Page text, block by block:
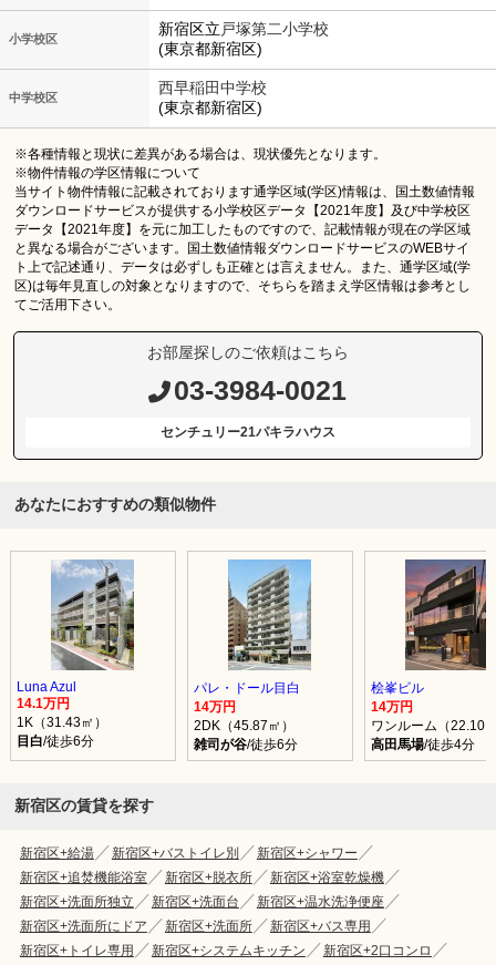
小学校区
新宿区立 戸塚第二小学校
(東京都新宿区)
中学校区
西早稲田中学校
(東京都新宿区)
※各種情報と現状に差異がある場合は、現状優先となります。
※物件情報の学区情報について
当サイト物件情報に記載されております通学区域(学区)情報は、国土数値情報
ダウンロードサービスが提供する小学校区データ【2021年度】及び中学校区
データ【2021年度】を元に加工したものですので、記載情報が現在の学区域
と異なる場合がございます。国土数値情報ダウンロードサービスのWEBサイ
ト上で記述通り、データは必ずしも正確とは言えません。また、通学区域(学
区)は毎年見直しの対象となりますので、そちらを踏まえ学区情報は参考とし
てご活用下さい。
お部屋探しのご依頼はこちら
03-3984-0021
センチュリー21パキラハウス
あなたにおすすめの類似物件
Luna Azul
14.1万円
1K（31.43㎡）
目白/徒歩6分
パレ・ドール目白
14万円
2DK（45.87㎡）
雑司が谷/徒歩6分
桧峯ビル
14万円
ワンルーム（22.10
高田馬場/徒歩4分
新宿区の賃貸を探す
新宿区+給湯 新宿区+バストイレ別
新宿区+シャワー
新宿区+追焚機能浴室
新宿区+脱衣所
新宿区+浴室乾燥機
新宿区+洗面所独立
新宿区+洗面台
新宿区+温水洗浄便座
新宿区+洗面所にドア
新宿区+洗面所
新宿区+バス専用
新宿区+トイレ専用
新宿区+システムキッチン
新宿区+2口コンロ